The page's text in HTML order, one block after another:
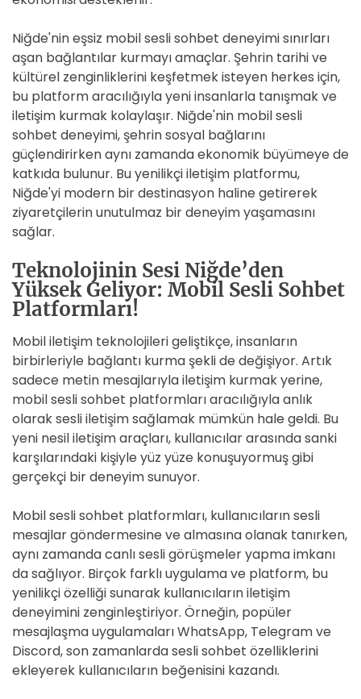
Niğde'nin eşsiz mobil sesli sohbet deneyimi sınırları
aşan bağlantılar kurmayı amaçlar. Şehrin tarihi ve
kültürel zenginliklerini keşfetmek isteyen herkes için,
bu platform aracılığıyla yeni insanlarla tanışmak ve
iletişim kurmak kolaylaşır. Niğde'nin mobil sesli
sohbet deneyimi, şehrin sosyal bağlarını
güçlendirirken aynı zamanda ekonomik büyümeye de
katkıda bulunur. Bu yenilikçi iletişim platformu,
Niğde'yi modern bir destinasyon haline getirerek
ziyaretçilerin unutulmaz bir deneyim yaşamasını
sağlar.
Teknolojinin Sesi Niğde’den
Yüksek Geliyor: Mobil Sesli Sohbet
Platformları!
Mobil iletişim teknolojileri geliştikçe, insanların
birbirleriyle bağlantı kurma şekli de değişiyor. Artık
sadece metin mesajlarıyla iletişim kurmak yerine,
mobil sesli sohbet platformları aracılığıyla anlık
olarak sesli iletişim sağlamak mümkün hale geldi. Bu
yeni nesil iletişim araçları, kullanıcılar arasında sanki
karşılarındaki kişiyle yüz yüze konuşuyormuş gibi
gerçekçi bir deneyim sunuyor.
Mobil sesli sohbet platformları, kullanıcıların sesli
mesajlar göndermesine ve almasına olanak tanırken,
aynı zamanda canlı sesli görüşmeler yapma imkanı
da sağlıyor. Birçok farklı uygulama ve platform, bu
yenilikçi özelliği sunarak kullanıcıların iletişim
deneyimini zenginleştiriyor. Örneğin, popüler
mesajlaşma uygulamaları WhatsApp, Telegram ve
Discord, son zamanlarda sesli sohbet özelliklerini
ekleyerek kullanıcıların beğenisini kazandı.